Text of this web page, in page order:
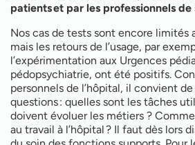
patients et par les professionnels de
Nos cas de tests sont encore limités
mais les retours de l’usage, par
l’expérimentation aux Urgences
pédopsychiatrie, ont été positifs.
personnels de l’hôpital, il convient
questions : quelles sont les tâches
doivent évoluer les métiers ?
au travail à l’hôpital ? Il faut dès lors